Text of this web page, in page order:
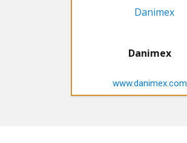
Danimex
www.danimex.com